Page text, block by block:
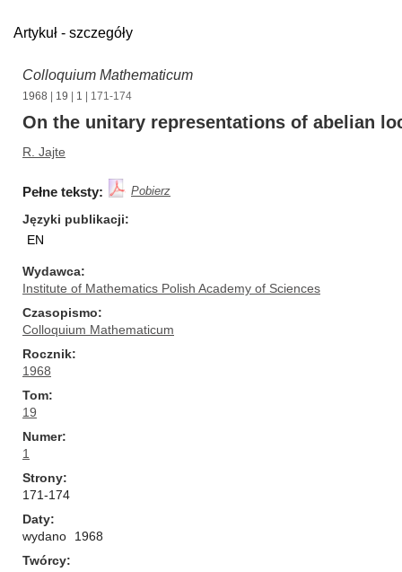
Artykuł - szczegóły
Colloquium Mathematicum
1968 19 1 | 171-174
On the unitary representations of abelian
R. Jajte
Pełne teksty: Pobierz
Języki publikacji
EN
Wydawca
Institute of Mathematics Polish Academy of Sciences
Czasopismo
Colloquium Mathematicum
Rocznik
1968
Tom
19
Numer
1
Strony
171-174
Daty
wydano
1968
Twórcy